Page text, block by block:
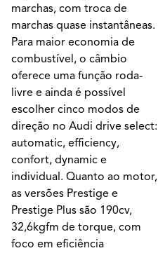
marchas, com troca de
marchas quase instantâneas.
Para maior economia de
combustível, o câmbio
oferece uma função roda-
livre e ainda é possível
escolher cinco modos de
direção no Audi drive select:
automatic, efficiency,
confort, dynamic e
individual. Quanto ao motor,
as versões Prestige e
Prestige Plus são 190cv,
32,6kgfm de torque, com
foco em eficiência